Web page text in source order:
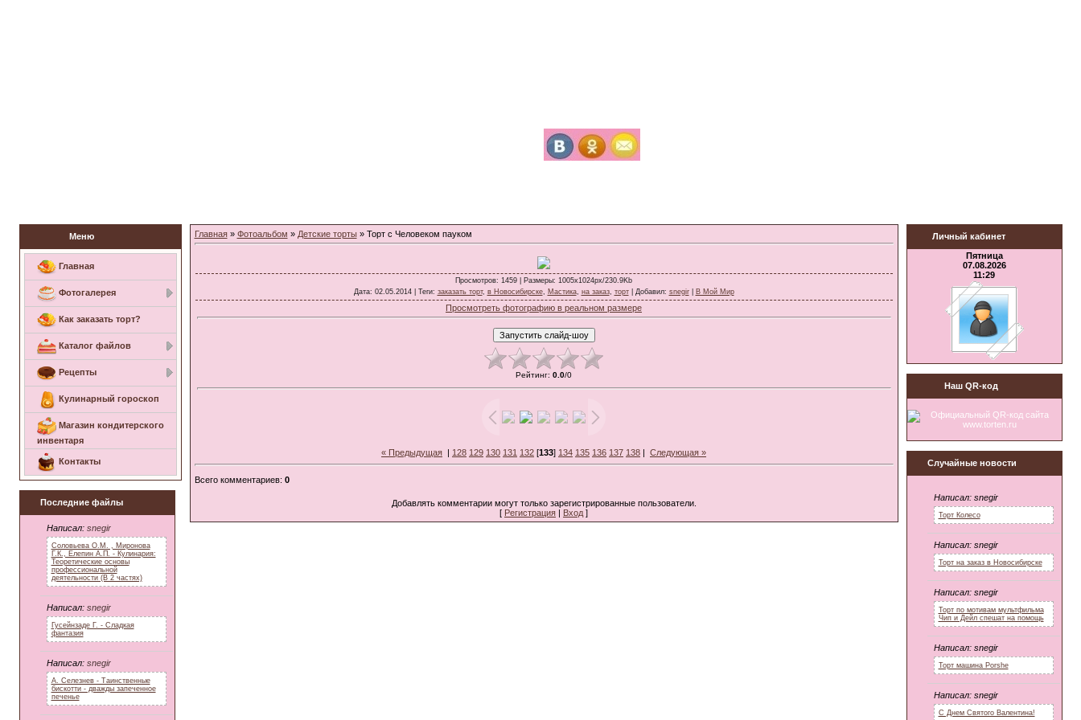
Меню
Главная
Фотогалерея
Как заказать торт?
Каталог файлов
Рецепты
Кулинарный гороскоп
Магазин кондитерского
инвентаря
Контакты
Последние файлы
Написал: snegir
Соловьева О.М. , Миронова
Г.К., Елепин А.П. - Кулинария:
Теоретические основы
профессиональной
деятельности (В 2 частях)
Написал: snegir
Гусейнзаде Г. - Сладкая
фантазия
Написал: snegir
А. Селезнев - Таинственные
бискотти - дважды запеченное
печенье
Главная» Фотоальбом » Детские торты» Торт с Человеком пауком
Просмотров: 1459 | Размеры: 1005x1024px/230.9Kb
Дата: 02.05.2014 | Теги: заказать торт, в Новосибирске, Мастика, на заказ, торт| Добавил: snegir| В Мой Мир
Просмотреть фотографию в реальном размере
Рейтинг: 0.0/0
« Предыдущая | 128 129 130 131 132 [133] 134 135 136 137 138 | Следующая »
Всего комментариев: 0
Добавлять комментарии могут только зарегистрированные пользователи.
[ Регистрация Вход ]
Личный кабинет
Пятница
07.08.2026
11:29
Наш QR-код
Случайные новости
Написал: snegir
Торт Колесо
Написал: snegir
Торт на заказ в Новосибирске
Написал: snegir
Торт по мотивам мультфильма
Чип и Дейл спешат на помощь
Написал: snegir
Торт машина Porshe
Написал: snegir
С Днем Святого Валентина!